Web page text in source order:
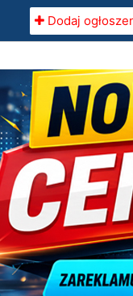
Dodaj